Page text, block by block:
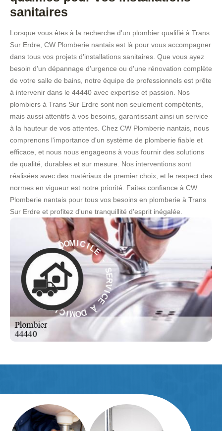
sanitaires
Lorsque vous êtes à la recherche d'un plombier qualifié à Trans
Sur Erdre, CW Plomberie nantais est là pour vous accompagner
dans tous vos projets d'installations sanitaires. Que vous ayez
besoin d'un dépannage d'urgence ou d'une rénovation complète
de votre salle de bains, notre équipe de professionnels est prête
à intervenir dans le 44440 avec expertise et passion. Nos
plombiers à Trans Sur Erdre sont non seulement compétents,
mais aussi attentifs à vos besoins, garantissant ainsi un service
à la hauteur de vos attentes. Chez CW Plomberie nantais, nous
comprenons l'importance d'un système de plomberie fiable et
efficace, et nous nous engageons à vous fournir des solutions
de qualité, durables et sur mesure. Nos interventions sont
réalisées avec des matériaux de premier choix, et le respect des
normes en vigueur est notre priorité. Faites confiance à CW
Plomberie nantais pour tous vos besoins en plomberie à Trans
Sur Erdre et profitez d'une tranquillité d'esprit inégalée.
S
E
R
V
C
E
D
OMICILE -
S
E
R
V
I
C
E
À
D
O
M
I
C
I
L
E
-